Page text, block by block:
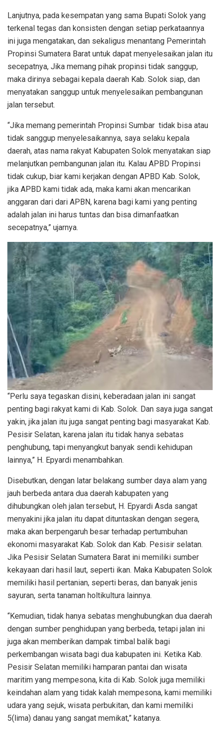
Lanjutnya, pada kesempatan yang sama Bupati Solok yang
terkenal tegas dan konsisten dengan setiap perkataannya
ini juga mengatakan, dan sekaligus menantang Pemerintah
Propinsi Sumatera Barat untuk dapat menyelesaikan jalan itu
secepatnya, Jika memang pihak propinsi tidak sanggup,
maka dirinya sebagai kepala daerah Kab. Solok siap, dan
menyatakan sanggup untuk menyelesaikan pembangunan
jalan tersebut.
“Jika memang pemerintah Propinsi Sumbar tidak bisa atau
tidak sanggup menyelesaikannya, saya selaku kepala
daerah, atas nama rakyat Kabupaten Solok menyatakan siap
melanjutkan pembangunan jalan itu. Kalau APBD Propinsi
tidak cukup, biar kami kerjakan dengan APBD Kab. Solok,
jika APBD kami tidak ada, maka kami akan mencarikan
anggaran dari dari APBN, karena bagi kami yang penting
adalah jalan ini harus tuntas dan bisa dimanfaatkan
secepatnya,” ujarnya.
“Perlu saya tegaskan disini, keberadaan jalan ini sangat
penting bagi rakyat kami di Kab. Solok. Dan saya juga sangat
yakin, jika jalan itu juga sangat penting bagi masyarakat Kab.
Pesisir Selatan, karena jalan itu tidak hanya sebatas
penghubung, tapi menyangkut banyak sendi kehidupan
lainnya,” H. Epyardi menambahkan.
Disebutkan, dengan latar belakang sumber daya alam yang
jauh berbeda antara dua daerah kabupaten yang
dihubungkan oleh jalan tersebut, H. Epyardi Asda sangat
menyakini jika jalan itu dapat dituntaskan dengan segera,
maka akan berpengaruh besar terhadap pertumbuhan
ekonomi masyarakat Kab. Solok dan Kab. Pesisir selatan.
Jika Pesisir Selatan Sumatera Barat ini memiliki sumber
kekayaan dari hasil laut, seperti ikan. Maka Kabupaten Solok
memiliki hasil pertanian, seperti beras, dan banyak jenis
sayuran, serta tanaman holtikultura lainnya.
“Kemudian, tidak hanya sebatas menghubungkan dua daerah
dengan sumber penghidupan yang berbeda, tetapi jalan ini
juga akan memberikan dampak timbal balik bagi
perkembangan wisata bagi dua kabupaten ini. Ketika Kab.
Pesisir Selatan memiliki hamparan pantai dan wisata
maritim yang mempesona, kita di Kab. Solok juga memiliki
keindahan alam yang tidak kalah mempesona, kami memiliki
udara yang sejuk, wisata perbukitan, dan kami memiliki
5(lima) danau yang sangat memikat,” katanya.